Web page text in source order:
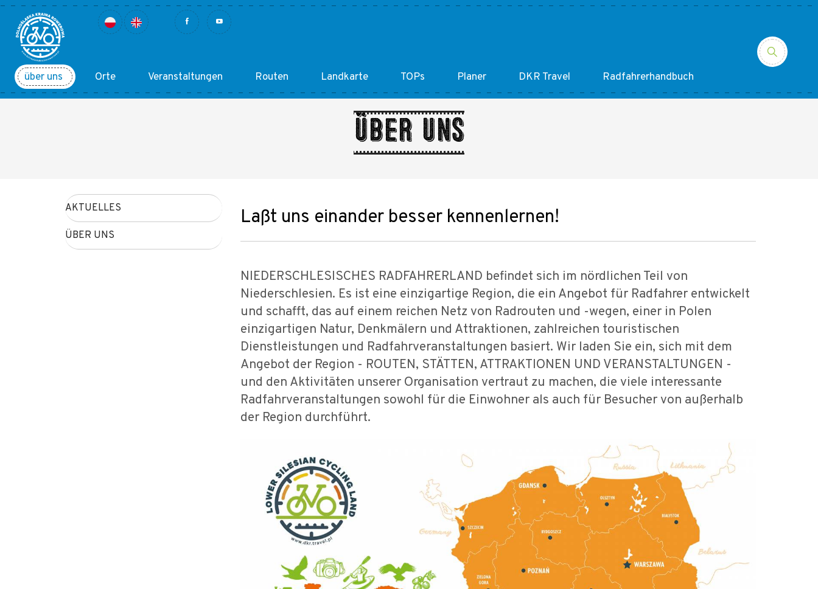
über uns Orte Veranstaltungen Routen Landkarte TOPs Planer DKR Travel Radfahrerhandbuch
über uns
Laßt uns einander besser kennenlernen!
NIEDERSCHLESISCHES RADFAHRERLAND befindet sich im nördlichen Teil von
Niederschlesien. Es ist eine einzigartige Region, die ein Angebot für Radfahrer entwickelt
und schafft, das auf einem reichen Netz von Radrouten und -wegen, einer in Polen
einzigartigen Natur, Denkmälern und Attraktionen, zahlreichen touristischen
Dienstleistungen und Radfahrveranstaltungen basiert. Wir laden Sie ein, sich mit dem
Angebot der Region - ROUTEN, STÄTTEN, ATTRAKTIONEN UND VERANSTALTUNGEN -
und den Aktivitäten unserer Organisation vertraut zu machen, die viele interessante
Radfahrveranstaltungen sowohl für die Einwohner als auch für Besucher von außerhalb
der Region durchführt.
AKTUELLES
ÜBER UNS